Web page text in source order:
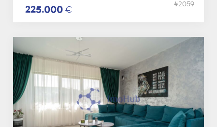
225.000 €
#2059